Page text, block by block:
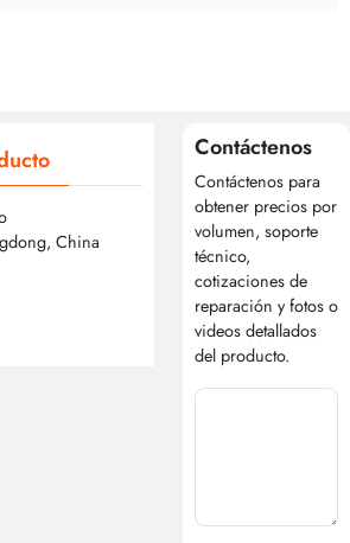
China
Contáctenos
Contáctenos para
obtener precios por
volumen, soporte
técnico,
cotizaciones de
reparación y fotos o
videos detallados
del producto.